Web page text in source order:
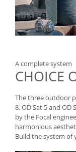
A complete system
CHOICE
The three outdoor
8, OD Sat 5 and OD
by the Focal
harmonious
Build the system of